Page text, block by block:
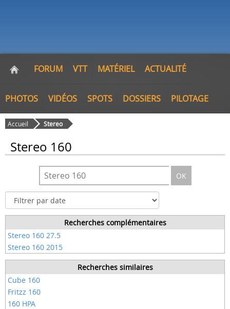
FORUM VTT MATÉRIEL ACTUALITÉ
PHOTOS VIDÉOS SPOTS DOSSIERS PILOTAGE
Accueil Stereo
Stereo 160
OK
Recherches complémentaires
Stereo 160 27.5
Stereo 160 2015
Recherches similaires
Cube 160
Fritzz 160
160 HPA